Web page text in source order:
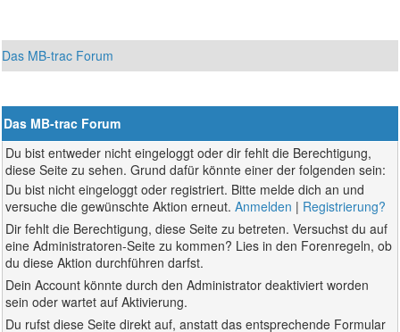
Das MB-trac Forum
Das MB-trac Forum
Du bist entweder nicht eingeloggt oder dir fehlt die Berechtigung,
diese Seite zu sehen. Grund dafür könnte einer der folgenden sein:
Du bist nicht eingeloggt oder registriert. Bitte melde dich an und
versuche die gewünschte Aktion erneut.Anmelden | Registrierung?
Dir fehlt die Berechtigung, diese Seite zu betreten. Versuchst du auf
eine Administratoren-Seite zu kommen? Lies in den Forenregeln, ob
du diese Aktion durchführen darfst.
Dein Account könnte durch den Administrator deaktiviert worden
sein oder wartet auf Aktivierung.
Du rufst diese Seite direkt auf, anstatt das entsprechende Formular